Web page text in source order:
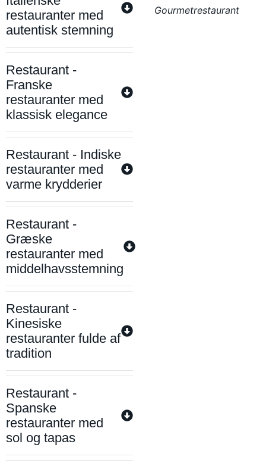
restauranter med
autentisk stemning
Restaurant -
Franske
restauranter med
klassisk elegance
Restaurant - Indiske
restauranter med
varme krydderier
Restaurant -
Græske
restauranter med
middelhavsstemning
Restaurant -
Kinesiske
restauranter fulde af
tradition
Restaurant -
Spanske
restauranter med
sol og tapas
Gourmetrestaurant